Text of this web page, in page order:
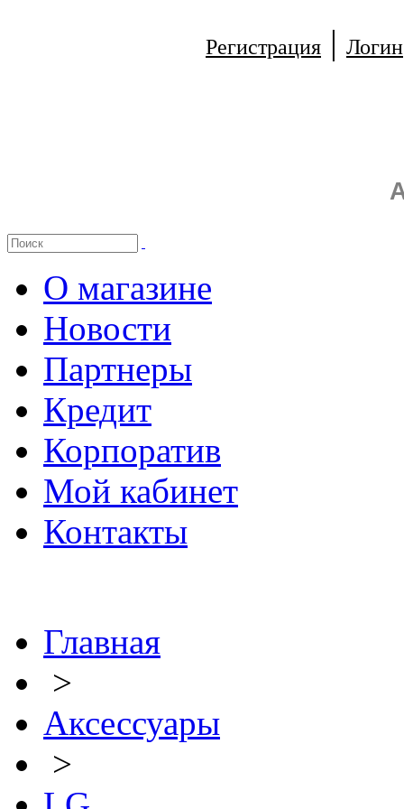
Регистрация | Логин
О магазине
Новости
Партнеры
Кредит
Корпоратив
Мой кабинет
Контакты
Главная
>
Аксессуары
>